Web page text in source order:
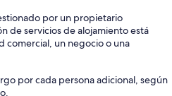
por un propietario
de servicios de alojamiento está
comercial, un negocio o una
por cada persona adicional, según